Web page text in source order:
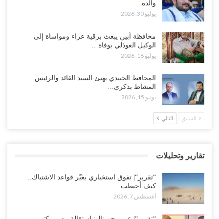
أغسطس 6, 2026
للسعودية بشأن النفط..!
أغسطس 6, 2026
“تقرير“| عرب جورنال: استقالة مدير مكتب العليمي.. هل دخلت سلطة
الرئاسي مرحلة التفكك المؤسسي..!
أغسطس 5, 2026
حضرموت على حافة الانفجار.. اشتباكات قبلية مع فصائل سعودية
وسط معركة سعودية لإسقاط آخر معاقل الزبيدي.. القبائل تستنفر و”درع
الوطن” تبدأ الانتشار..!
أغسطس 5, 2026
خلافات الرواتب تشعل مواجهة داخل معسكر التحالف… والإصلاح يصعّد
في جبهات مأرب وتعز والضالع..!
والده
يوليو 30, 2026
محافظة أبين يبعث برقية عزاء ومواساة إلى
الوكيل العوذلي بوفاة…
يوليو 16, 2026
المحافظ الجنيدي يهنئ السيد القائد والرئيس
المشاط بذكرى…
يونيو 15, 2026
السابق التالي
تقارير وتحليلات
“تقرير“| تفوق استخباري يغيّر قواعد الاشتباك..
كيف أحبطت…
أغسطس 7, 2026